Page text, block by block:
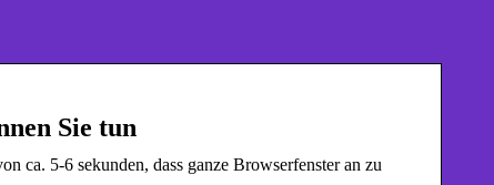
Sie tun
ca. 5-6 sekunden, dass ganze Browserfenster an zu